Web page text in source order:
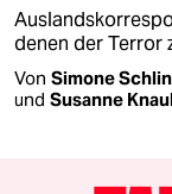
denen der Terror
Von Simone
und Susanne